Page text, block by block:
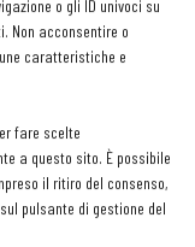
o gli ID univoci su
Non acconsentire o
caratteristiche e
fare scelte
a questo sito. È possibile
il ritiro del consenso,
pulsante di gestione del
orario esteso e